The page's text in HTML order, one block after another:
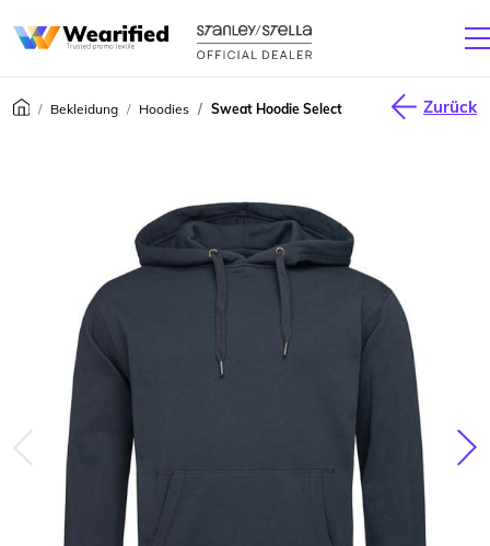
Bekleidung Hoodies Sweat Hoodie Select Zurück